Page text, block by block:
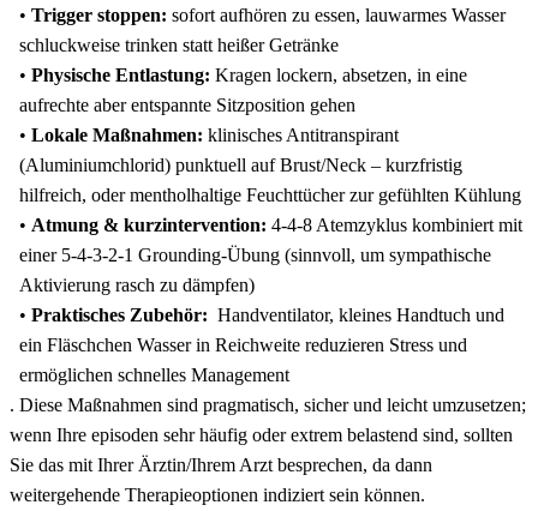
• Trigger‍ stoppen: sofort aufhören zu​ essen, lauwarmes⁢ Wasser
‌schluckweise trinken statt heißer Getränke
• Physische⁣ Entlastung: ​Kragen lockern, absetzen, in eine
aufrechte aber entspannte ‍Sitzposition gehen
• Lokale Maßnahmen: klinisches Antitranspirant
(Aluminiumchlorid) punktuell auf ⁢Brust/Neck⁢ – ​kurzfristig
hilfreich, oder mentholhaltige Feuchttücher zur gefühlten Kühlung
• Atmung⁢ &⁤ kurzintervention: 4‑4‑8 Atemzyklus kombiniert mit
einer 5‑4‑3‑2‑1​ Grounding‑Übung (sinnvoll, um ‍sympathische
Aktivierung rasch ‍zu dämpfen)
• Praktisches Zubehör: ⁤ Handventilator,​ kleines Handtuch​ und
ein⁣ Fläschchen Wasser in Reichweite reduzieren ⁢Stress und
ermöglichen schnelles Management
. Diese Maßnahmen sind pragmatisch, sicher und leicht umzusetzen;
wenn Ihre episoden sehr häufig oder ​extrem‌ belastend sind, ‍sollten
Sie‍ das mit Ihrer ‌Ärztin/Ihrem Arzt besprechen,‌ da dann
weitergehende Therapieoptionen indiziert sein⁤ können.